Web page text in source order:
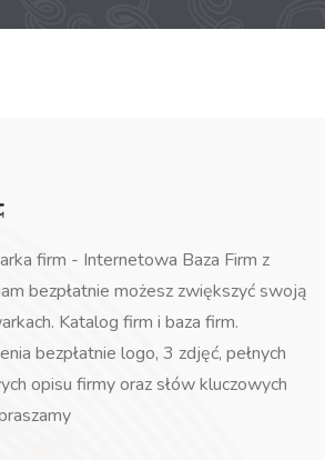
firm - Internetowa Baza Firm z
bezpłatnie możesz zwiększyć swoją
Katalog firm i baza firm.
bezpłatnie logo, 3 zdjęć, pełnych
opisu firmy oraz słów kluczowych